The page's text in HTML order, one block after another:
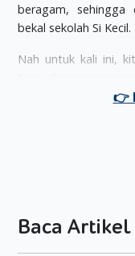
beragam,
bekal sekolah Si Kecil.
Nah untuk kali ini,
menu makanan ini
Baca